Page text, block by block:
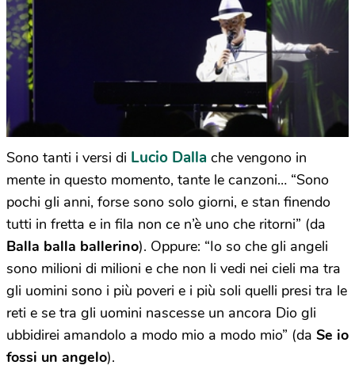
Sono tanti i versi di Lucio Dalla che vengono in
mente in questo momento, tante le canzoni… “Sono
pochi gli anni, forse sono solo giorni, e stan finendo
tutti in fretta e in fila non ce n’è uno che ritorni” (da
Balla balla ballerino). Oppure: “Io so che gli angeli
sono milioni di milioni e che non li vedi nei cieli ma tra
gli uomini sono i più poveri e i più soli quelli presi tra le
reti e se tra gli uomini nascesse un ancora Dio gli
ubbidirei amandolo a modo mio a modo mio” (da Se io
fossi un angelo).